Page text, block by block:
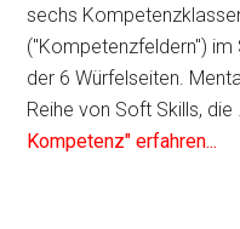
Skills
Würfel
von
André
Moritz
sechs
("Kompetenzfeldern") im
der 6 Würfelseiten.
Reihe von Soft Skills, die
Kompetenz" erfahren...